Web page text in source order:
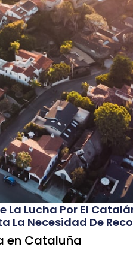
Lucha Por El
La Necesidad De
en Cataluña